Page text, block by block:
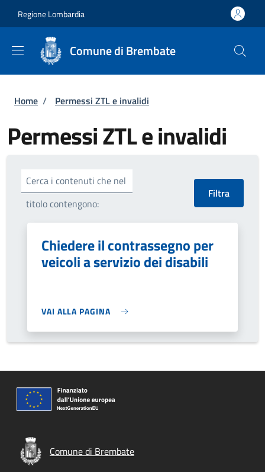
Regione Lombardia
Comune di Brembate
Briciole di pane
Home / Permessi ZTL e invalidi
Permessi ZTL e invalidi
Cerca i contenuti che nel
titolo contengono:
Chiedere il contrassegno per
veicoli a servizio dei disabili
VAI ALLA PAGINA
Comune di Brembate